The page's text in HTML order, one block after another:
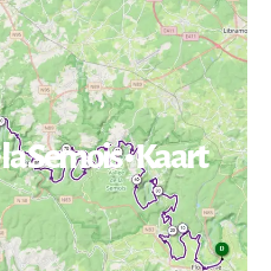
Semois • Kaart